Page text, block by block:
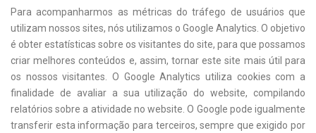
Para acompanharmos as métricas do tráfego de usuários que
utilizam nossos sites, nós utilizamos o Google Analytics. O objetivo
é obter estatísticas sobre os visitantes do site, para que possamos
criar melhores conteúdos e, assim, tornar este site mais útil para
os nossos visitantes. O Google Analytics utiliza cookies com a
finalidade de avaliar a sua utilização do website, compilando
relatórios sobre a atividade no website. O Google pode igualmente
transferir esta informação para terceiros, sempre que exigido por